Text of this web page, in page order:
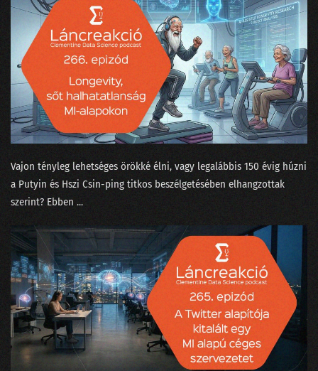
210 - Olajcsere nélkül a fekete doboz is tönremegy
209 - Tényleg a nagy nyelvi modell okozza majd a klímakatasztrófát?
208 - Covid-számok, Harari és a ChatGPT
207 - Kit ver át az emberszabású ChatGPT?
206 - Sam Altmannak izgalmas az élete
204 - A hallucináció nem hallucinogén!
202 - A fogkrém buktatja le a csapatösszevonást?
201 - Pillanatfelvétel az ChatGPT nevű csatatérről
198 - A DeepSeek az új ChatGPT?
Vajon tényleg lehetséges örökké élni, vagy legalábbis 150 évig húzni
a Putyin és Hszi Csin-ping titkos beszélgetésében elhangzottak
szerint? Ebben ...